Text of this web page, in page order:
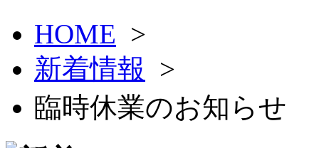
HOME >
新着情報 >
臨時休業のお知らせ